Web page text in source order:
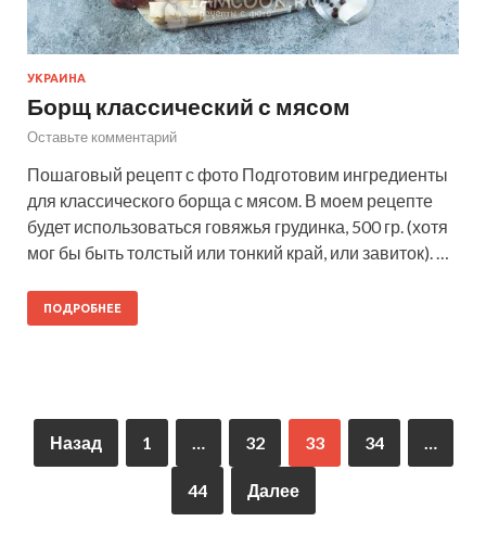
УКРАИНА
Борщ классический с мясом
Оставьте комментарий
Пошаговый рецепт с фото Подготовим ингредиенты
для классического борща с мясом. В моем рецепте
будет использоваться говяжья грудинка, 500 гр. (хотя
мог бы быть толстый или тонкий край, или завиток). …
ПОДРОБНЕЕ
Назад 1 … 32 33 34 …
44 Далее